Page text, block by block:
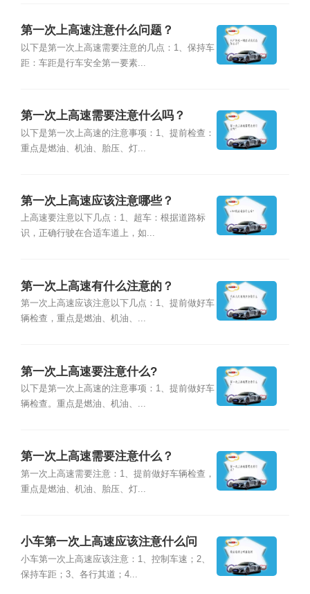
第一次上高速注意什么问题？
以下是第一次上高速需要注意的几点：1、保持车
距：车距是行车安全第一要素...
第一次上高速需要注意什么吗？
以下是第一次上高速的注意事项：1、提前检查：
重点是燃油、机油、胎压、灯...
第一次上高速应该注意哪些？
上高速要注意以下几点：1、超车：根据道路标
识，正确行驶在合适车道上，如...
第一次上高速有什么注意的？
第一次上高速应该注意以下几点：1、提前做好车
辆检查，重点是燃油、机油、...
第一次上高速要注意什么?
以下是第一次上高速的注意事项：1、提前做好车
辆检查。重点是燃油、机油、...
第一次上高速需要注意什么？
第一次上高速需要注意：1、提前做好车辆检查，
重点是燃油、机油、胎压、灯...
小车第一次上高速应该注意什么问
题？
小车第一次上高速应该注意：1、控制车速；2、
保持车距；3、各行其道；4...